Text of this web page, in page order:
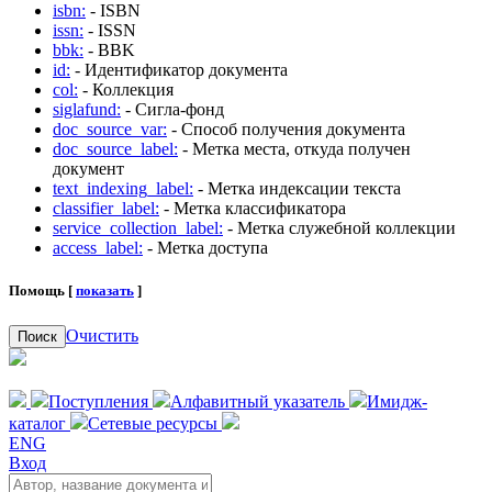
isbn: - ISBN
issn: - ISSN
bbk: - BBK
id: - Идентификатор документа
col: - Коллекция
siglafund: - Сигла-фонд
doc_source_var: - Способ получения документа
doc_source_label: - Метка места, откуда получен
документ
text_indexing_label: - Метка индексации текста
classifier_label: - Метка классификатора
service_collection_label: - Метка служебной коллекции
access_label: - Метка доступа
Помощь [ показать ]
Поиск Очистить
Поступления Алфавитный указатель
Имидж-
каталог
Сетевые ресурсы
ENG
Вход